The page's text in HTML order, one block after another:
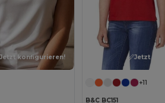
konfigurieren! Jetzt
+11
B&C BC151